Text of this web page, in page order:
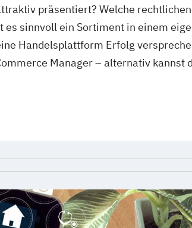
präsentiert? Welche
sinnvoll ein Sortiment in einem
Handelsplattform Erfolg
Manager – alternativ kannst